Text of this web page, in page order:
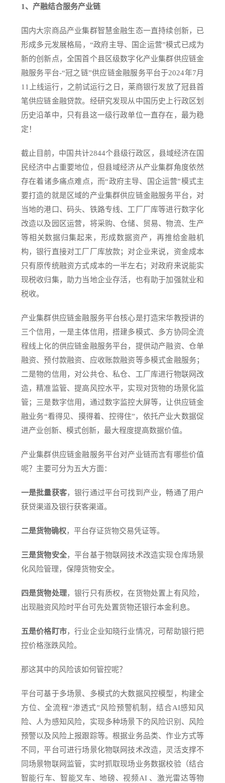
1、产融结合服务产业链
国内大宗商品产业集群智慧金融生态一直持续创新，已
形成多元发展格局，“政府主导、国企运营”模式已成为
新的创新点，全国首个县区级数字化产业集群供应链金
融服务平台-“冠之链”供应链金融服务平台于2024年7月
11上线运行，之前试运行之日，莱商银行发放了冠县首
笔供应链金融贷款。经研究发现从中国历史上行政区划
历史沿革中，只有县这一级行政单位一直存在，最为稳
定！
截止目前，中国共计2844个县级行政区，县域经济在国
民经济中占重要地位，但县域经济从产业集群角度依然
存在着诸多痛点难点，而“政府主导、国企运营”模式主
要打造的就是区域的产业集群供应链金融服务平台，对
当地的港口、码头、铁路专线、工厂厂库等进行数字化
改造以及园区运营，将采购、仓储、贸易、物流、生产
等相关数据归集起来，形成数据资产，再推给金融机
构，银行直接对工厂厂库放款；对企业来说，资金成本
只有原传统融资方式成本的一半左右；对政府来说能实
现税收归集，助力当地企业存活，也有助于加强就业和
税收。
产业集群供应链金融服务平台核心是打造宋华教授讲的
三个信用，一是主体信用，搭建多模式、多方协同全流
程线上化的供应链金融服务平台，提供动产融资、仓单
融资、预付款融资、应收账款融资等多模式金融服务；
二是物的信用，对公共仓、私仓、工厂库进行物联网改
造，精准监管、提高风控水平，实现对货物的场景化监
管；三是数字信用，通过数字监控大屏等，让供应链金
融业务“看得见、摸得着、控得住”，依托产业大数据促
进产业创新、模式创新，最大程度提高数据价值。
产业集群供应链金融服务平台对产业链而言有哪些价值
呢？主要可分为五大方面：
一是批量获客，银行通过平台可找到产业，畅通了用户
获贷渠道及银行获客渠道。
二是货物确权，平台存证货物交易凭证等。
三是货物安全，平台基于物联网技术改造实现仓库场景
化风险管理，保障货物安全。
四是货物处理，银行只有质权，在货物处置上有风险，
出现融资风险时平台可先处置货物还银行本金利息。
五是价格盯市，行业企业知晓行业情况，可帮助银行把
控价格涨跌风险。
那这其中的风险该如何管控呢？
平台可基于多场景、多模式的大数据风控模型，构建全
方位、全流程“渗透式”风险预警机制，结合AI感知风
险、人为感知风险，实现多种场景下的风险识别、风险
预警以及风险上报跟踪等。根据业务品类、作业方式等
不同，平台可进行场景化物联网技术改造，灵活支撑不
同场景物联网监管，实时抓取现场业务数据校验（结合
智能行车、智能叉车、地磅、视频AI 、激光雷达等物